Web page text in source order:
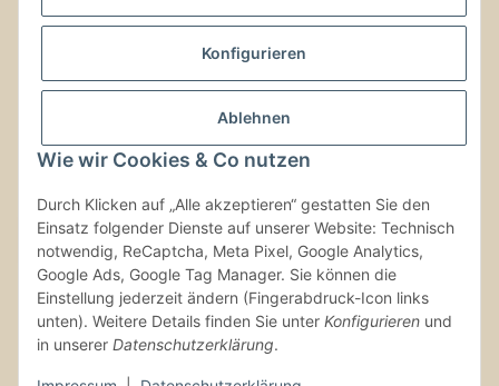
Konfigurieren
Ablehnen
Wie wir Cookies & Co nutzen
Durch Klicken auf „Alle akzeptieren“ gestatten Sie den
Einsatz folgender Dienste auf unserer Website: Technisch
notwendig, ReCaptcha, Meta Pixel, Google Analytics,
Google Ads, Google Tag Manager. Sie können die
Einstellung jederzeit ändern (Fingerabdruck-Icon links
unten). Weitere Details finden Sie unter Konfigurieren und
in unserer Datenschutzerklärung.
Kontaktinformationen
Vertrag widerrufen